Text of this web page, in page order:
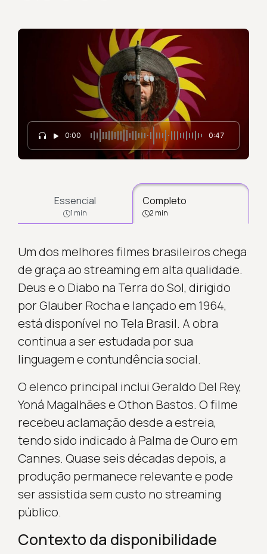
0:00 0:47
Essencial
1 min
Completo
2 min
Um dos melhores filmes brasileiros chega
de graça ao streaming em alta qualidade.
Deus e o Diabo na Terra do Sol, dirigido
por Glauber Rocha e lançado em 1964,
está disponível no Tela Brasil. A obra
continua a ser estudada por sua
linguagem e contundência social.
O elenco principal inclui Geraldo Del Rey,
Yoná Magalhães e Othon Bastos. O filme
recebeu aclamação desde a estreia,
tendo sido indicado à Palma de Ouro em
Cannes. Quase seis décadas depois, a
produção permanece relevante e pode
ser assistida sem custo no streaming
público.
Contexto da disponibilidade